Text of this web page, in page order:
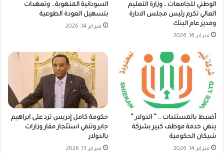
الوطني للجامعات ، وزارة التعليم
العالي تكرم رئيس مجلس الادارة
ومدير عام البنك
فبراير 16, 2026
السودانية المنهوبة… وتعهدات
بتسهيل العودة الطوعية
فبراير 14, 2026
أضبط بالمستندات .. ” الدولار ”
ينهي خدمة موظف كبير بشركة
شيكان الحكومية
فبراير 14, 2026
حكومة كامل إدريس ترد على ابراهيم
جابر وتنفي استئجار مقار وزارات
بالدولار
فبراير 13, 2026